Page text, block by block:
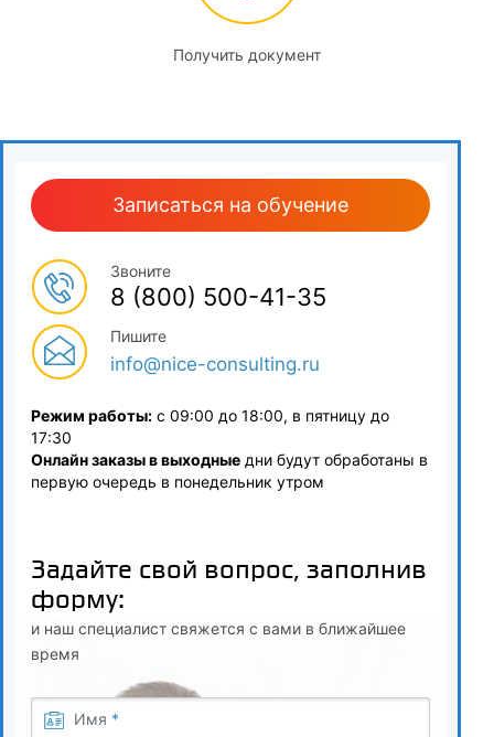
3.2
Виды аудита. Основные подходы к формированию
формы документов
3.3
Корректирующие действия по результатам аудита
4
Процедура управления качеством результатов
исследований (испытаний) (п. 23.11 Приказа МЭР от
30.05.2014 г.№ 326 Основные подходы к разработке)
4.1
Контроль климатических условий в помещениях
лаборатории
Контроль качества дистиллированной воды
Оперативный контроль приемлемости и точности
результатов испытаний (измерений)
Получить документ
Записаться на обучение
Звоните
8 (800) 500-41-35
Пишите
info@nice-consulting.ru
Режим работы: с 09:00 до 18:00, в пятницу до
17:30
Онлайн заказы в выходные дни будут обработаны в
первую очередь в понедельник утром
Задайте свой вопрос, заполнив
форму:
и наш специалист свяжется с вами в ближайшее
время
Имя *